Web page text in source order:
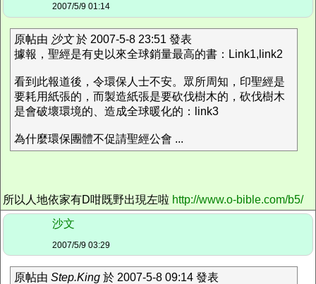
2007/5/9 01:14
原帖由 沙文於 2007-5-8 23:51 發表
據報，聖經是有史以來全球銷量最高的書：Link1,link2
看到此報道後，令環保人士不安。眾所周知，印聖經是
要耗用紙張的，而製造紙張是要砍伐樹木的，砍伐樹木
是會破壞環境的、造成全球暖化的：link3
為什麼環保團體不促請聖經公會 ...
所以人地依家有D咁既野出現左啦 http://www.o-bible.com/b5/
沙文
2007/5/9 03:29
原帖由 Step.King 於 2007-5-8 09:14 發表